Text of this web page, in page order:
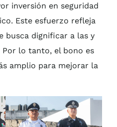
inversión en seguridad
Este esfuerzo refleja
busca dignificar a las y
lo tanto, el bono es
amplio para mejorar la